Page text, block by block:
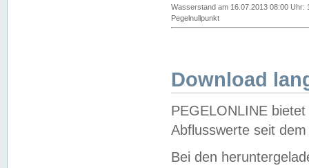
Wasserstand am 16.07.2013 08:00 Uhr:
Pegelnullpunkt
Download
PEGELONLINE
Abflusswerte seit
Bei den